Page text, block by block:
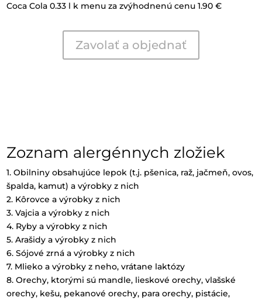
Coca Cola 0.33 l k menu za zvýhodnenú cenu 1.90 €
Zavolať a objednať
Zoznam alergénnych zložiek
1. Obilniny obsahujúce lepok (t.j. pšenica, raž, jačmeň, ovos,
špalda, kamut) a výrobky z nich
2. Kôrovce a výrobky z nich
3. Vajcia a výrobky z nich
4. Ryby a výrobky z nich
5. Arašidy a výrobky z nich
6. Sójové zrná a výrobky z nich
7. Mlieko a výrobky z neho, vrátane laktózy
8. Orechy, ktorými sú mandle, lieskové orechy, vlašské
orechy, kešu, pekanové orechy, para orechy, pistácie,